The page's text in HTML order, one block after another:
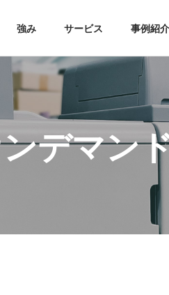
強み サービス 事例紹介
デマン